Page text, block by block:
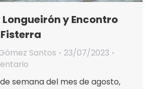
Longueirón y Encontro
Santos
23/07/2023
semana del mes de agosto,